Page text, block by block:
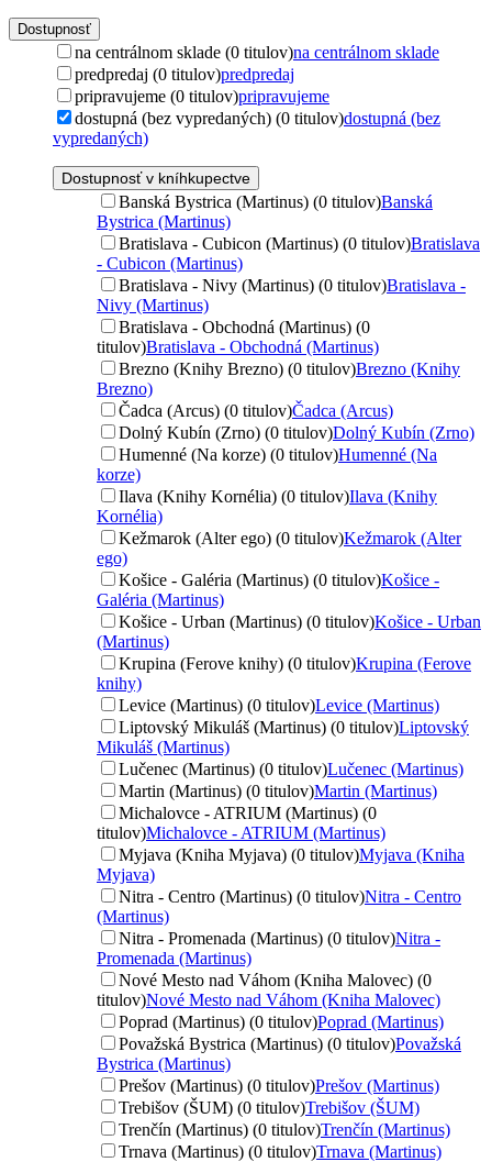
Dostupnosť
na centrálnom sklade (0 titulov)na centrálnom sklade
predpredaj (0 titulov)predpredaj
pripravujeme (0 titulov)pripravujeme
dostupná (bez vypredaných) (0 titulov)dostupná (bez
vypredaných)
Dostupnosť v kníhkupectve
Banská Bystrica (Martinus) (0 titulov)Banská
Bystrica (Martinus)
Bratislava - Cubicon (Martinus) (0 titulov)Bratislava
- Cubicon (Martinus)
Bratislava - Nivy (Martinus) (0 titulov)Bratislava -
Nivy (Martinus)
Bratislava - Obchodná (Martinus) (0
titulov)Bratislava - Obchodná (Martinus)
Brezno (Knihy Brezno) (0 titulov)Brezno (Knihy
Brezno)
Čadca (Arcus) (0 titulov)Čadca (Arcus)
Dolný Kubín (Zrno) (0 titulov)Dolný Kubín (Zrno)
Humenné (Na korze) (0 titulov)Humenné (Na
korze)
Ilava (Knihy Kornélia) (0 titulov)Ilava (Knihy
Kornélia)
Kežmarok (Alter ego) (0 titulov)Kežmarok (Alter
ego)
Košice - Galéria (Martinus) (0 titulov)Košice -
Galéria (Martinus)
Košice - Urban (Martinus) (0 titulov)Košice - Urban
(Martinus)
Krupina (Ferove knihy) (0 titulov)Krupina (Ferove
knihy)
Levice (Martinus) (0 titulov)Levice (Martinus)
Liptovský Mikuláš (Martinus) (0 titulov)Liptovský
Mikuláš (Martinus)
Lučenec (Martinus) (0 titulov)Lučenec (Martinus)
Martin (Martinus) (0 titulov)Martin (Martinus)
Michalovce - ATRIUM (Martinus) (0
titulov)Michalovce - ATRIUM (Martinus)
Myjava (Kniha Myjava) (0 titulov)Myjava (Kniha
Myjava)
Nitra - Centro (Martinus) (0 titulov)Nitra - Centro
(Martinus)
Nitra - Promenada (Martinus) (0 titulov)Nitra -
Promenada (Martinus)
Nové Mesto nad Váhom (Kniha Malovec) (0
titulov)Nové Mesto nad Váhom (Kniha Malovec)
Poprad (Martinus) (0 titulov)Poprad (Martinus)
Považská Bystrica (Martinus) (0 titulov)Považská
Bystrica (Martinus)
Prešov (Martinus) (0 titulov)Prešov (Martinus)
Trebišov (ŠUM) (0 titulov)Trebišov (ŠUM)
Trenčín (Martinus) (0 titulov)Trenčín (Martinus)
Trnava (Martinus) (0 titulov)Trnava (Martinus)